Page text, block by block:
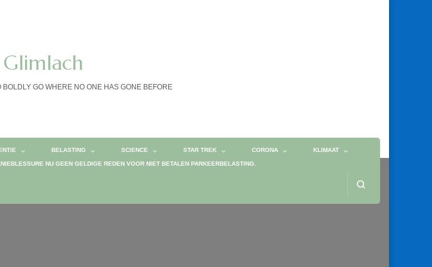
GO WHERE NO ONE HAS GONE BEFORE
BELASTING SCIENCE STAR TREK CORONA KLIMAAT
NU GEEN GELDIGE REDEN VOOR NIET BETALEN PARKEERBELASTING.